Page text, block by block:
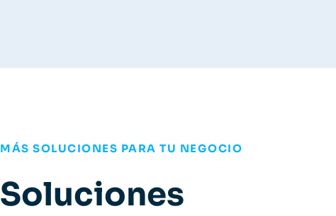
MÁS SOLUCIONES PARA TU NEGOCIO
Soluciones